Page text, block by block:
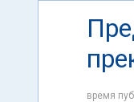
время